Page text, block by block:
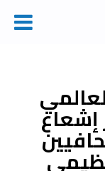
إشعاع